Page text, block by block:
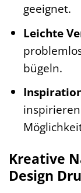
geeignet.
Leichte
bügeln.
Kreative
Design